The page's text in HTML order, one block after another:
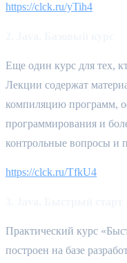
https://clck.ru/yTih4
Еще один курс для тех,
Лекции содержат
компиляцию программ,
программирования и
контрольные вопросы и
https://clck.ru/TfkU4
Практический курс
построен на базе